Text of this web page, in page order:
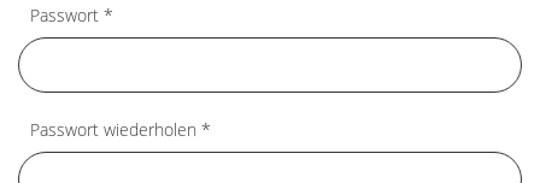
Passwort *
Passwort wiederholen *